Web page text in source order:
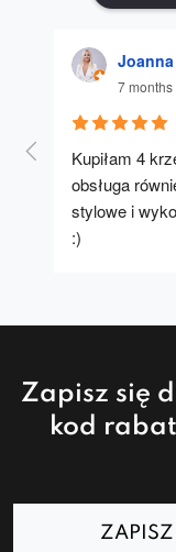
7 months
Kupiłam 4
obsługa
stylowe i
:)
Zapisz się
kod
ZAPISZ